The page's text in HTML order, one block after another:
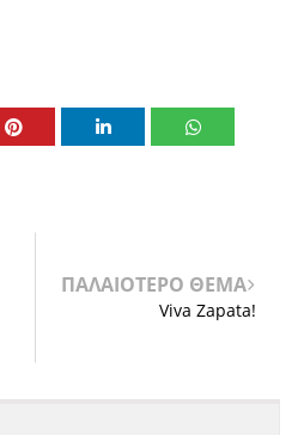
ΠΑΛΑΙΟΤΕΡΟ ΘΕΜΑ
Viva Zapata!